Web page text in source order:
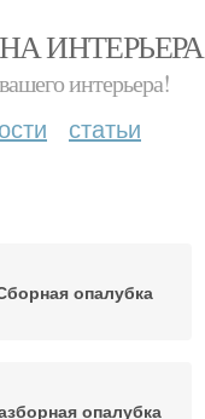
ИНТЕРЬЕРА
интерьера!
статьи
опалубка
опалубка